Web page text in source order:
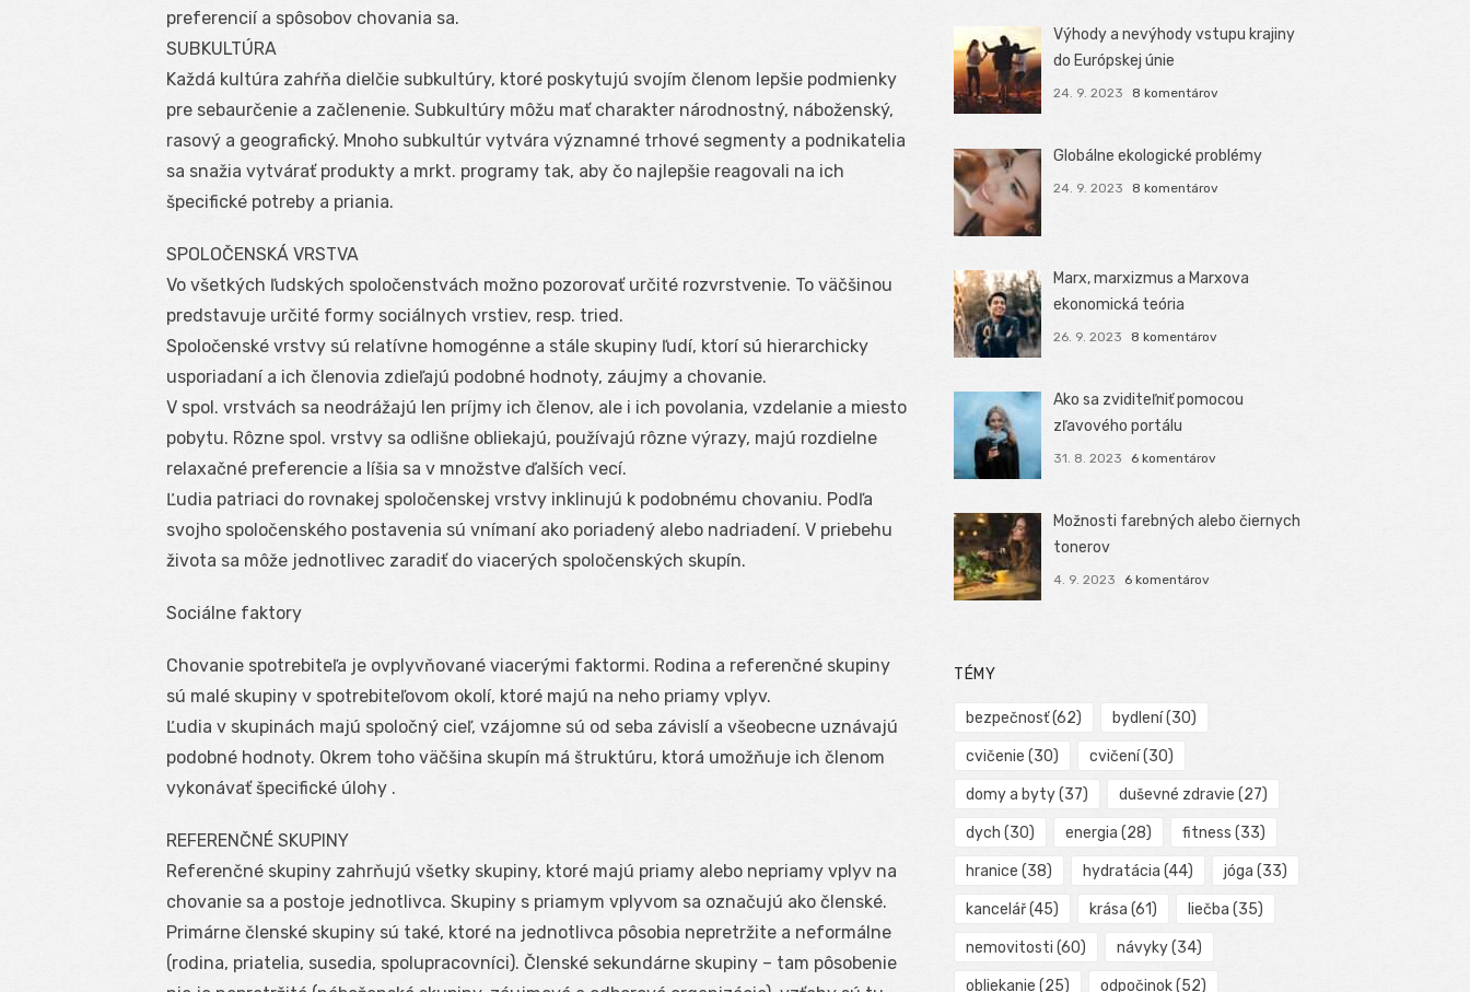
preferencií a spôsobov chovania sa.
SUBKULTÚRA
Každá kultúra zahŕňa dielčie subkultúry, ktoré poskytujú svojím členom lepšie podmienky
pre sebaurčenie a začlenenie. Subkultúry môžu mať charakter národnostný, náboženský,
rasový a geografický. Mnoho subkultúr vytvára významné trhové segmenty a podnikatelia
sa snažia vytvárať produkty a mrkt. programy tak, aby čo najlepšie reagovali na ich
špecifické potreby a priania.
SPOLOČENSKÁ VRSTVA
Vo všetkých ľudských spoločenstvách možno pozorovať určité rozvrstvenie. To väčšinou
predstavuje určité formy sociálnych vrstiev, resp. tried.
Spoločenské vrstvy sú relatívne homogénne a stále skupiny ľudí, ktorí sú hierarchicky
usporiadaní a ich členovia zdieľajú podobné hodnoty, záujmy a chovanie.
V spol. vrstvách sa neodrážajú len príjmy ich členov, ale i ich povolania, vzdelanie a miesto
pobytu. Rôzne spol. vrstvy sa odlišne obliekajú, používajú rôzne výrazy, majú rozdielne
relaxačné preferencie a líšia sa v množstve ďalších vecí.
Ľudia patriaci do rovnakej spoločenskej vrstvy inklinujú k podobnému chovaniu. Podľa
svojho spoločenského postavenia sú vnímaní ako poriadený alebo nadriadení. V priebehu
života sa môže jednotlivec zaradiť do viacerých spoločenských skupín.
Sociálne faktory
Chovanie spotrebiteľa je ovplyvňované viacerými faktormi. Rodina a referenčné skupiny
sú malé skupiny v spotrebiteľovom okolí, ktoré majú na neho priamy vplyv.
Ľudia v skupinách majú spoločný cieľ, vzájomne sú od seba závislí a všeobecne uznávajú
podobné hodnoty. Okrem toho väčšina skupín má štruktúru, ktorá umožňuje ich členom
vykonávať špecifické úlohy .
REFERENČNÉ SKUPINY
Referenčné skupiny zahrňujú všetky skupiny, ktoré majú priamy alebo nepriamy vplyv na
chovanie sa a postoje jednotlivca. Skupiny s priamym vplyvom sa označujú ako členské.
Primárne členské skupiny sú také, ktoré na jednotlivca pôsobia nepretržite a neformálne
(rodina, priatelia, susedia, spolupracovníci). Členské sekundárne skupiny – tam pôsobenie
Výhody a nevýhody vstupu krajiny
do Európskej únie
24. 9. 2023 8 komentárov
Globálne ekologické problémy
24. 9. 2023 8 komentárov
Marx, marxizmus a Marxova
ekonomická teória
26. 9. 2023 8 komentárov
Ako sa zviditeľniť pomocou
zľavového portálu
31. 8. 2023 6 komentárov
Možnosti farebných alebo čiernych
tonerov
4. 9. 2023 6 komentárov
TÉMY
bezpečnosť(62) bydlení(30)
cvičenie (30) cvičení(30)
domy a byty(37) duševné zdravie (27)
dych (30) energia (28) fitness (33)
hranice (38) hydratácia (44) jóga (33)
kancelář(45) krása (61) liečba (35)
nemovitosti (60) návyky(34)
obliekanie (25) odpočinok(52)